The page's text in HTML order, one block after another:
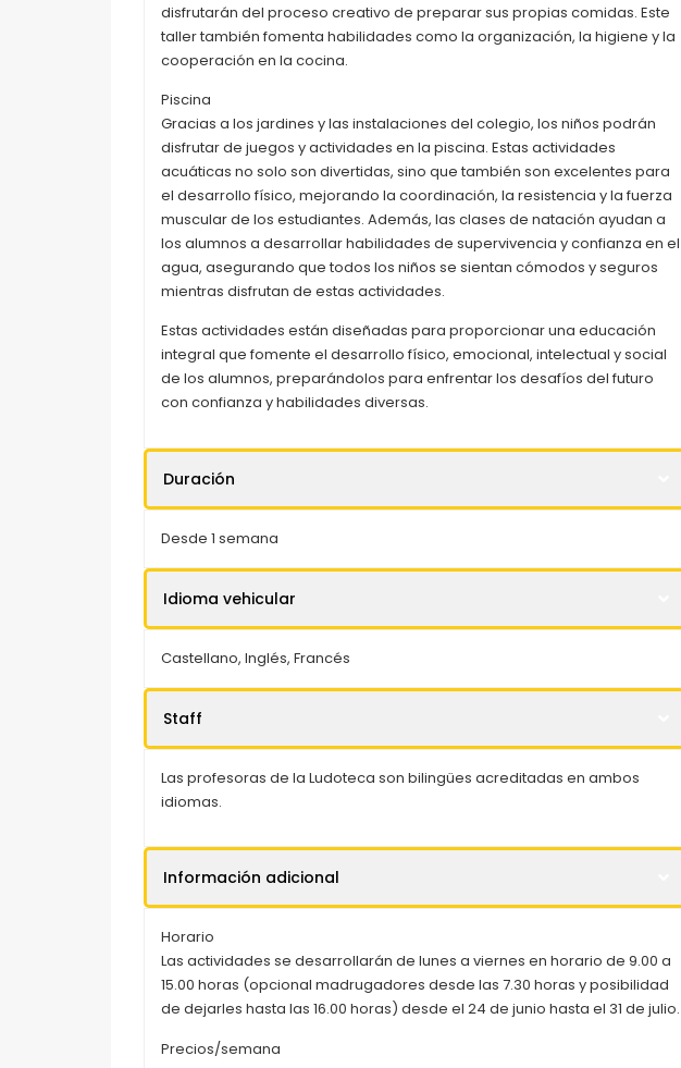
disfrutarán del proceso creativo de preparar sus propias comidas. Este
taller también fomenta habilidades como la organización, la higiene y la
cooperación en la cocina.
Piscina
Gracias a los jardines y las instalaciones del colegio, los niños podrán
disfrutar de juegos y actividades en la piscina. Estas actividades
acuáticas no solo son divertidas, sino que también son excelentes para
el desarrollo físico, mejorando la coordinación, la resistencia y la fuerza
muscular de los estudiantes. Además, las clases de natación ayudan a
los alumnos a desarrollar habilidades de supervivencia y confianza en el
agua, asegurando que todos los niños se sientan cómodos y seguros
mientras disfrutan de estas actividades.
Estas actividades están diseñadas para proporcionar una educación
integral que fomente el desarrollo físico, emocional, intelectual y social
de los alumnos, preparándolos para enfrentar los desafíos del futuro
con confianza y habilidades diversas.
Duración
Desde 1 semana
Idioma vehicular
Castellano, Inglés, Francés
Staff
Las profesoras de la Ludoteca son bilingües acreditadas en ambos
idiomas.
Información adicional
Horario
Las actividades se desarrollarán de lunes a viernes en horario de 9.00 a
15.00 horas (opcional madrugadores desde las 7.30 horas y posibilidad
de dejarles hasta las 16.00 horas) desde el 24 de junio hasta el 31 de julio.
Precios/semana